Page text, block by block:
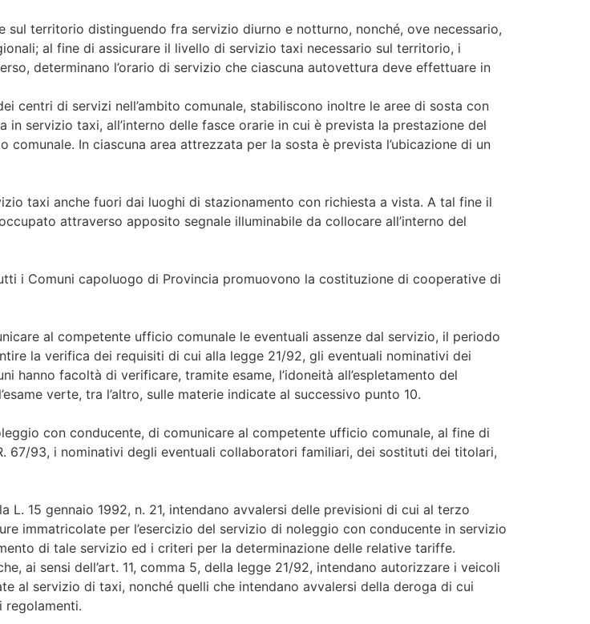
territorio distinguendo fra servizio diurno e notturno, nonché, ove necessario,
al fine di assicurare il livello di servizio taxi necessario sul territorio, i
determinano l’orario di servizio che ciascuna autovettura deve effettuare in
centri di servizi nell’ambito comunale, stabiliscono inoltre le aree di sosta con
servizio taxi, all’interno delle fasce orarie in cui è prevista la prestazione del
In ciascuna area attrezzata per la sosta è prevista l’ubicazione di un
taxi anche fuori dai luoghi di stazionamento con richiesta a vista. A tal fine il
attraverso apposito segnale illuminabile da collocare all’interno del
i Comuni capoluogo di Provincia promuovono la costituzione di cooperative di
al competente ufficio comunale le eventuali assenze dal servizio, il periodo
la verifica dei requisiti di cui alla legge 21/92, gli eventuali nominativi dei
facoltà di verificare, tramite esame, l’idoneità all’espletamento del
verte, tra l’altro, sulle materie indicate al successivo punto 10.
con conducente, di comunicare al competente ufficio comunale, al fine di
67/93, i nominativi degli eventuali collaboratori familiari, dei sostituti dei titolari,
L. 15 gennaio 1992, n. 21, intendano avvalersi delle previsioni di cui al terzo
immatricolate per l’esercizio del servizio di noleggio con conducente in servizio
di tale servizio ed i criteri per la determinazione delle relative tariffe.
ai sensi dell’art. 11, comma 5, della legge 21/92, intendano autorizzare i veicoli
al servizio di taxi, nonché quelli che intendano avvalersi della deroga di cui
regolamenti.